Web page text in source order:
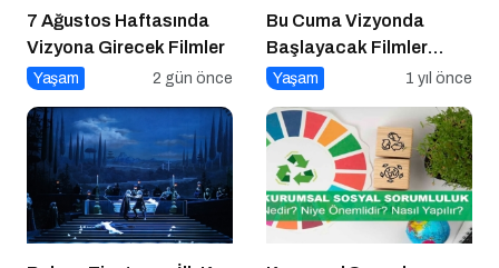
7 Ağustos Haftasında
Vizyona Girecek Filmler
Yaşam 2 gün önce
Bu Cuma Vizyonda
Başlayacak Filmler
Açıklandı
Yaşam 1 yıl önce